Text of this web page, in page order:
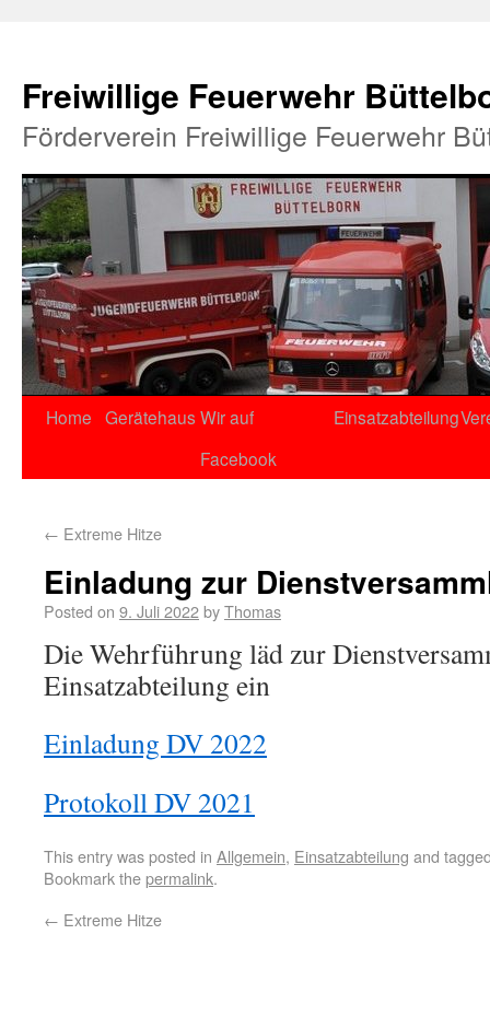
Freiwillige Feuerwehr
Förderverein Freiwillige Feuerwehr
Home Gerätehaus Wir auf
Facebook
Einsatzabteilung
← Extreme Hitze
Einladung zur
Posted on 9. Juli 2022byThomas
Die Wehrführung läd zur
Einsatzabteilung ein
Einladung DV 2022
Protokoll DV 2021
This entry was posted in Allgemein, Einsatzabteilung and
Bookmark thepermalink.
← Extreme Hitze